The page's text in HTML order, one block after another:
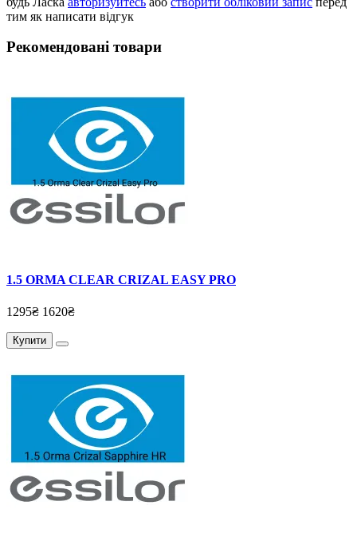
тим як написати відгук
Рекомендовані товари
1.5 ORMA CLEAR CRIZAL EASY PRO
1295₴ 1620₴
Купити